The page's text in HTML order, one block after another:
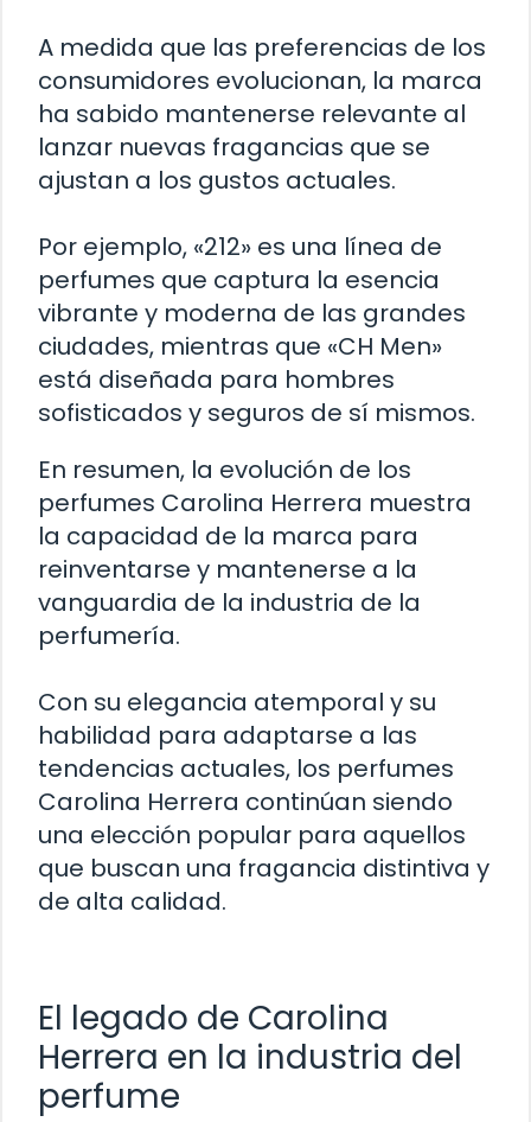
A medida que las preferencias de los
consumidores evolucionan, la marca
ha sabido mantenerse relevante al
lanzar nuevas fragancias que se
ajustan a los gustos actuales.
Por ejemplo, «212» es una línea de
perfumes que captura la esencia
vibrante y moderna de las grandes
ciudades, mientras que «CH Men»
está diseñada para hombres
sofisticados y seguros de sí mismos.
En resumen, la evolución de los
perfumes Carolina Herrera muestra
la capacidad de la marca para
reinventarse y mantenerse a la
vanguardia de la industria de la
perfumería.
Con su elegancia atemporal y su
habilidad para adaptarse a las
tendencias actuales, los perfumes
Carolina Herrera continúan siendo
una elección popular para aquellos
que buscan una fragancia distintiva y
de alta calidad.
El legado de Carolina
Herrera en la industria del
perfume